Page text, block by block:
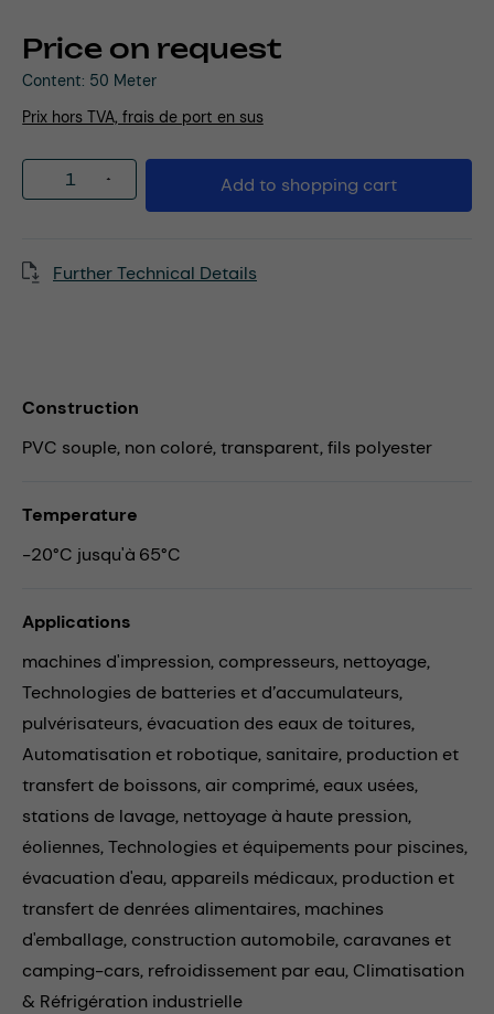
Price on request
Content: 50 Meter
Prix hors TVA, frais de port en sus
Product Quantity: Enter the desired
Add to shopping cart
Further Technical Details
Construction
PVC souple, non coloré, transparent, fils polyester
Temperature
-20°C jusqu'à 65°C
Applications
machines d'impression, compresseurs, nettoyage,
Technologies de batteries et d’accumulateurs,
pulvérisateurs, évacuation des eaux de toitures,
Automatisation et robotique, sanitaire, production et
transfert de boissons, air comprimé, eaux usées,
stations de lavage, nettoyage à haute pression,
éoliennes,Technologies et équipements pour piscines,
évacuation d'eau, appareils médicaux, production et
transfert de denrées alimentaires, machines
d'emballage, construction automobile, caravanes et
camping-cars, refroidissement par eau, Climatisation
& Réfrigération industrielle